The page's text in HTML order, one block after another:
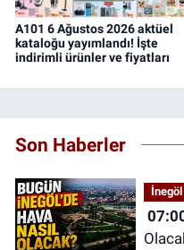
A101 6 Ağustos 2026 aktüel
kataloğu yayımlandı! İşte
indirimli ürünler ve fiyatları
Son Haberler
İnegöl